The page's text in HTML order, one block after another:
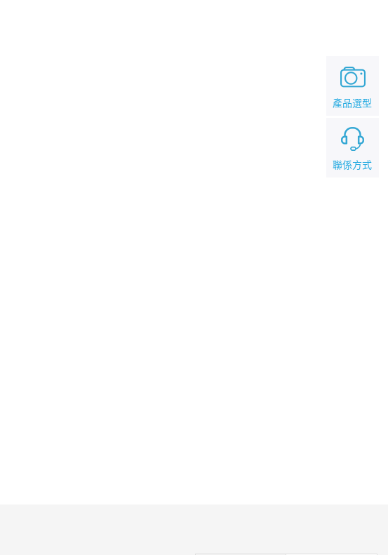
聯係方式
產品選型